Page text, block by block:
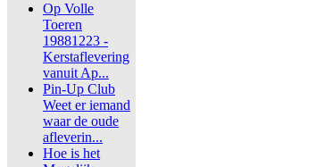
Op Volle
Toeren
19881223 -
Kerstaflevering
vanuit Ap...
Pin-Up Club
Weet er iemand
waar de oude
afleverin...
Hoe is het